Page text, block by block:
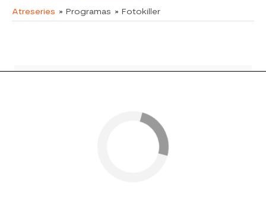
Atreseries » Programas » Fotokiller